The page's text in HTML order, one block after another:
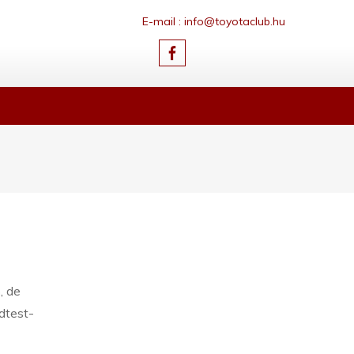
E-mail : info@toyotaclub.hu
de